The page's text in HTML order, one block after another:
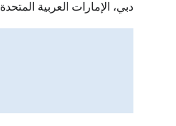
دبي، الإمارات العربية المتحدة